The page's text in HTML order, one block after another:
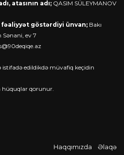
atasının adı; QASIM SÜLEYMANOV
göstərdiyi ünvan; Bakı
ev 7
edildikdə müvafiq keçidin
qorunur.
Haqqımızda Əlaqə